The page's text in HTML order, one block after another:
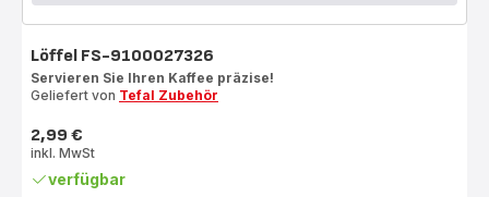
Löffel FS-9100027326
Servieren Sie Ihren Kaffee präzise!
Geliefert von Tefal Zubehör
Preis
2,99 €
inkl. MwSt
verfügbar